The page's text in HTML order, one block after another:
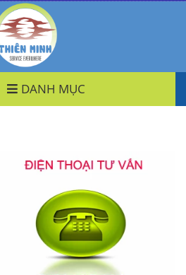
DANH MỤC